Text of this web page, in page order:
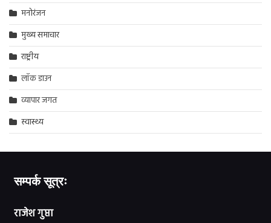
मनोरंजन
मुख्य समाचार
राष्ट्रीय
लॉक डाउन
व्यापार जगत
स्वास्थ्य
सम्पर्क सूत्रः
राजेश गुप्ता